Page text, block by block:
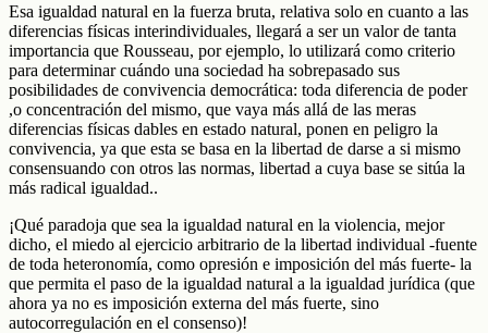
Esa igualdad natural en la fuerza bruta, relativa solo en cuanto a las
diferencias físicas interindividuales, llegará a ser un valor de tanta
importancia que Rousseau, por ejemplo, lo utilizará como criterio
para determinar cuándo una sociedad ha sobrepasado sus
posibilidades de convivencia democrática: toda diferencia de poder
,o concentración del mismo, que vaya más allá de las meras
diferencias físicas dables en estado natural, ponen en peligro la
convivencia, ya que esta se basa en la libertad de darse a si mismo
consensuando con otros las normas, libertad a cuya base se sitúa la
más radical igualdad..
¡Qué paradoja que sea la igualdad natural en la violencia, mejor
dicho, el miedo al ejercicio arbitrario de la libertad individual -fuente
de toda heteronomía, como opresión e imposición del más fuerte- la
que permita el paso de la igualdad natural a la igualdad jurídica (que
ahora ya no es imposición externa del más fuerte, sino
autocorregulación en el consenso)!